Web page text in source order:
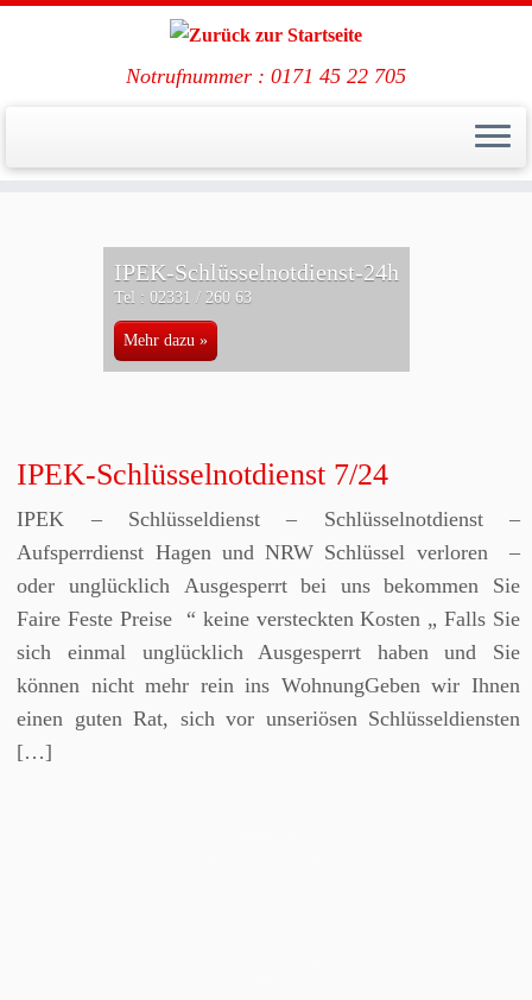
Notrufnummer : 0171 45 22 705
IPEK-Schlüsselnotdienst-24h
Tel : 02331 / 260 63
Mehr dazu »
IPEK-Schlüsselnotdienst 7/24
IPEK – Schlüsseldienst – Schlüsselnotdienst –
Aufsperrdienst Hagen und NRW Schlüssel verloren –
oder unglücklich Ausgesperrt bei uns bekommen Sie
Faire Feste Preise “ keine versteckten Kosten „ Falls Sie
sich einmal unglücklich Ausgesperrt haben und Sie
können nicht mehr rein ins WohnungGeben wir Ihnen
einen guten Rat, sich vor unseriösen Schlüsseldiensten
[…]